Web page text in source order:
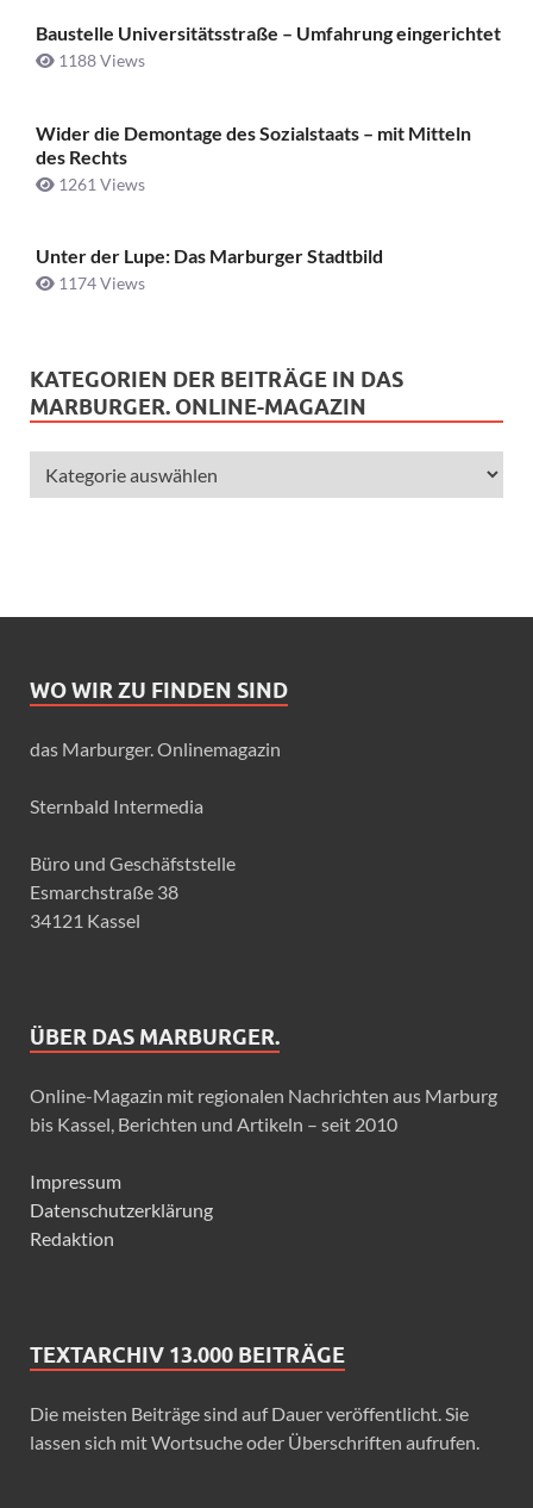
Baustelle Universitätsstraße ­– Umfahrung eingerichtet
1188 Views
Wider die Demontage des Sozialstaats – mit Mitteln
des Rechts
1261 Views
Unter der Lupe: Das Marburger Stadtbild
1174 Views
KATEGORIEN DER BEITRÄGE IN DAS
MARBURGER. ONLINE-MAGAZIN
WO WIR ZU FINDEN SIND
das Marburger. Onlinemagazin
Sternbald Intermedia
Büro und Geschäfststelle
Esmarchstraße 38
34121 Kassel
ÜBER DAS MARBURGER.
Online-Magazin mit regionalen Nachrichten aus Marburg
bis Kassel, Berichten und Artikeln – seit 2010
Impressum
Datenschutzerklärung
Redaktion
TEXTARCHIV 13.000 BEITRÄGE
Die meisten Beiträge sind auf Dauer veröffentlicht. Sie
lassen sich mit Wortsuche oder Überschriften aufrufen.